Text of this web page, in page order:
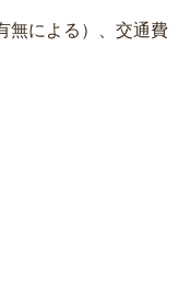
無による）、交通費